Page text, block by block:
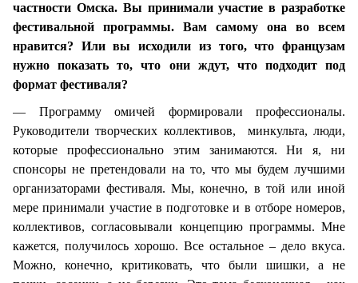
частности Омска. Вы принимали участие в разработке
фестивальной программы. Вам самому она во всем
нравится? Или вы исходили из того, что французам
нужно показать то, что они ждут, что подходит под
формат фестиваля?
— Программу омичей формировали профессионалы.
Руководители творческих коллективов, минкульта, люди,
которые профессионально этим занимаются. Ни я, ни
спонсоры не претендовали на то, что мы будем лучшими
организаторами фестиваля. Мы, конечно, в той или иной
мере принимали участие в подготовке и в отборе номеров,
коллективов, согласовывали концепцию программы. Мне
кажется, получилось хорошо. Все остальное – дело вкуса.
Можно, конечно, критиковать, что были шишки, а не